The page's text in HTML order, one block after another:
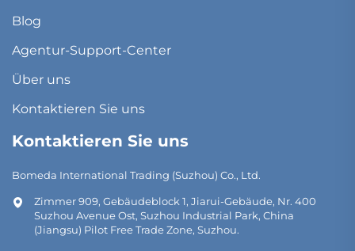
Blog
Agentur-Support-Center
Über uns
Kontaktieren Sie uns
Kontaktieren Sie uns
Bomeda International Trading (Suzhou) Co., Ltd.
Zimmer 909, Gebäudeblock 1, Jiarui-Gebäude, Nr. 400
Suzhou Avenue Ost, Suzhou Industrial Park, China
(Jiangsu) Pilot Free Trade Zone, Suzhou.